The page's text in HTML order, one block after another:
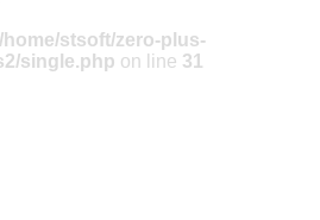
/home/stsoft/zero-plus-
single.php on line 31